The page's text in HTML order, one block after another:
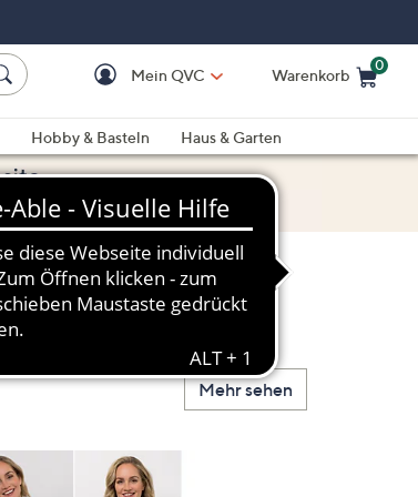
Mein QVC Warenkorb
0
Hobby & Basteln
Haus & Garten
Mehr sehen